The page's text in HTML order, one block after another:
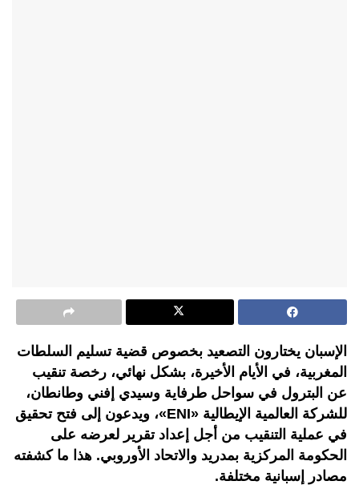
الإسبان يختارون التصعيد بخصوص قضية تسليم السلطات
المغربية، في الأيام الأخيرة، بشكل نهائي، رخصة تنقيب
عن البترول في سواحل طرفاية وسيدي إفني وطانطان،
للشركة العالمية الإيطالية «ENI»، ويدعون إلى فتح تحقيق
في عملية التنقيب من أجل إعداد تقرير لعرضه على
الحكومة المركزية بمدريد والاتحاد الأوروبي. هذا ما كشفته
مصادر إسبانية مختلفة.